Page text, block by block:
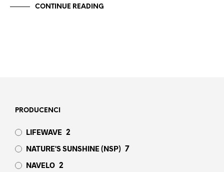
CONTINUE READING
PRODUCENCI
LIFEWAVE 2
NATURE'S SUNSHINE (NSP) 7
NAVELO 2